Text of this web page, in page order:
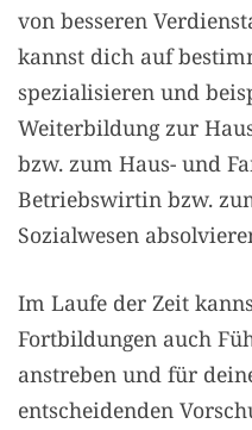
von besseren
kannst dich auf
spezialisieren und
Weiterbildung zur
bzw. zum Haus- und
Betriebswirtin bzw.
Sozialwesen
Im Laufe der Zeit
Fortbildungen auch
anstreben und für
entscheidenden